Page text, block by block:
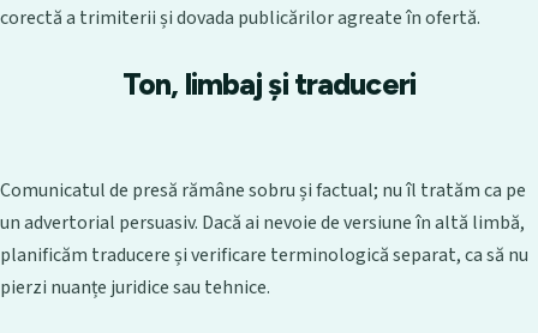
corectă a trimiterii și dovada publicărilor agreate în ofertă.
Ton, limbaj și traduceri
Comunicatul de presă rămâne sobru și factual; nu îl tratăm ca pe
un advertorial persuasiv. Dacă ai nevoie de versiune în altă limbă,
planificăm traducere și verificare terminologică separat, ca să nu
pierzi nuanțe juridice sau tehnice.